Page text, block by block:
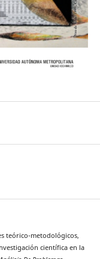
teórico-metodológicos,
científica en la